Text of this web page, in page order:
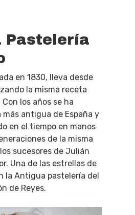
Pastelería
en 1830, lleva desde
la misma receta
los años se ha
antigua de España y
en el tiempo en manos
de la misma
sucesores de Julián
Una de las estrellas de
la Antigua pastelería del
de Reyes.